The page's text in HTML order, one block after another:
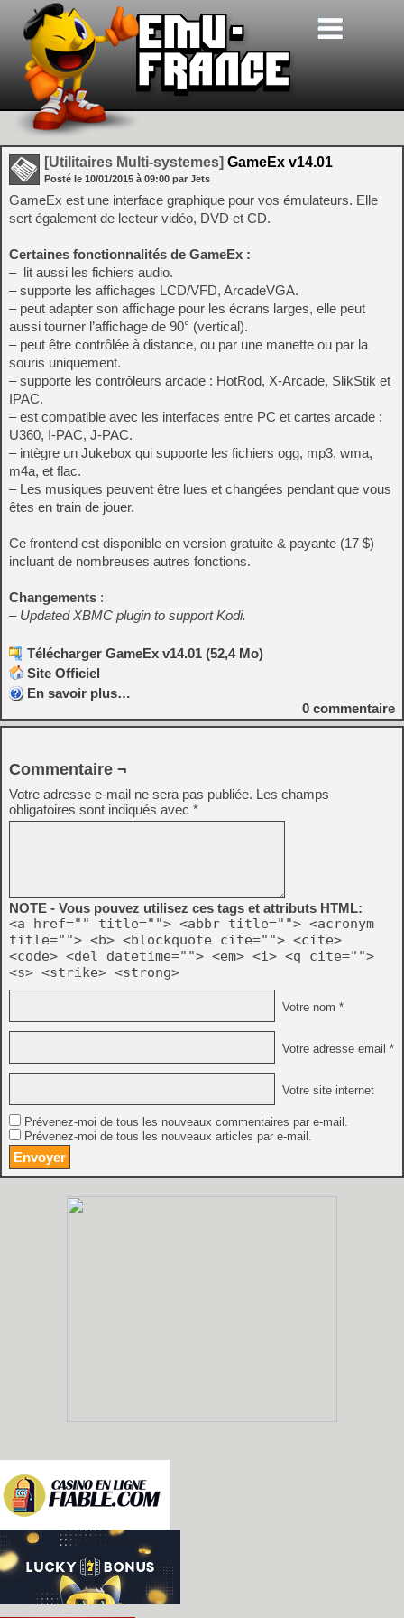
[Utilitaires Multi-systemes] GameEx v14.01
Posté le 10/01/2015 à 09:00 par Jets
GameEx est une interface graphique pour vos émulateurs. Elle
sert également de lecteur vidéo, DVD et CD.
Certaines fonctionnalités de GameEx :
– lit aussi les fichiers audio.
– supporte les affichages LCD/VFD, ArcadeVGA.
– peut adapter son affichage pour les écrans larges, elle peut
aussi tourner l’affichage de 90° (vertical).
– peut être contrôlée à distance, ou par une manette ou par la
souris uniquement.
– supporte les contrôleurs arcade : HotRod, X-Arcade, SlikStik et
IPAC.
– est compatible avec les interfaces entre PC et cartes arcade :
U360, I-PAC, J-PAC.
– intègre un Jukebox qui supporte les fichiers ogg, mp3, wma,
m4a, et flac.
– Les musiques peuvent être lues et changées pendant que vous
êtes en train de jouer.
Ce frontend est disponible en version gratuite & payante (17 $)
incluant de nombreuses autres fonctions.
Changements :
– Updated XBMC plugin to support Kodi.
Télécharger GameEx v14.01 (52,4 Mo)
Site Officiel
En savoir plus…
0 commentaire
Commentaire ¬
Votre adresse e-mail ne sera pas publiée. Les champs
obligatoires sont indiqués avec *
NOTE - Vous pouvez utilisez ces tags et attributs HTML:
<a href="" title=""> <abbr title=""> <acronym
title=""> <b> <blockquote cite=""> <cite>
<code> <del datetime=""> <em> <i> <q cite="">
<s> <strike> <strong>
Votre nom *
Votre adresse email *
Votre site internet
Prévenez-moi de tous les nouveaux commentaires par e-mail.
Prévenez-moi de tous les nouveaux articles par e-mail.